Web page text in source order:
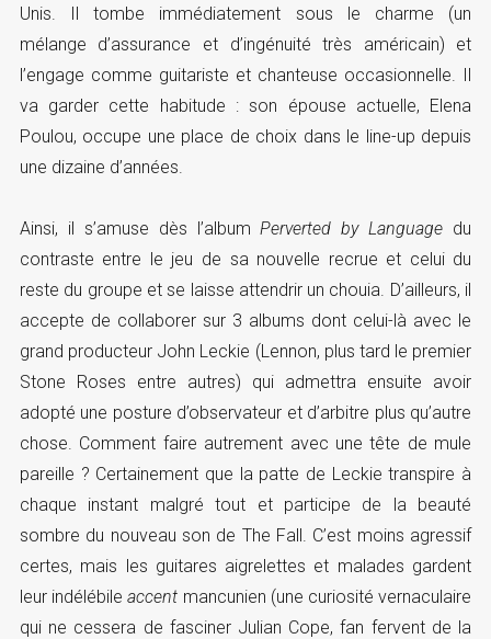
Unis. Il tombe immédiatement sous le charme (un
mélange d’assurance et d’ingénuité très américain) et
l’engage comme guitariste et chanteuse occasionnelle. Il
va garder cette habitude : son épouse actuelle, Elena
Poulou, occupe une place de choix dans le line-up depuis
une dizaine d’années.
Ainsi, il s’amuse dès l’albumPerverted by Language du
contraste entre le jeu de sa nouvelle recrue et celui du
reste du groupe et se laisse attendrir un chouia. D’ailleurs, il
accepte de collaborer sur 3 albums dont celui-là avec le
grand producteur John Leckie (Lennon, plus tard le premier
Stone Roses entre autres) qui admettra ensuite avoir
adopté une posture d’observateur et d’arbitre plus qu’autre
chose. Comment faire autrement avec une tête de mule
pareille ? Certainement que la patte de Leckie transpire à
chaque instant malgré tout et participe de la beauté
sombre du nouveau son de The Fall. C’est moins agressif
certes, mais les guitares aigrelettes et malades gardent
leur indélébileaccent mancunien (une curiosité vernaculaire
qui ne cessera de fasciner Julian Cope, fan fervent de la